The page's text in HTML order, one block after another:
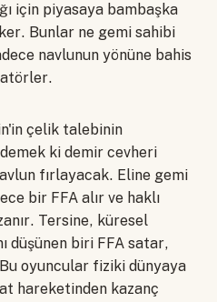
için piyasaya bambaşka
Bunlar ne gemi sahibi
navlunun yönüne bahis
çelik talebinin
ki demir cevheri
fırlayacak. Eline gemi
bir FFA alır ve haklı
Tersine, küresel
düşünen biri FFA satar,
oyuncular fiziki dünyaya
hareketinden kazanç